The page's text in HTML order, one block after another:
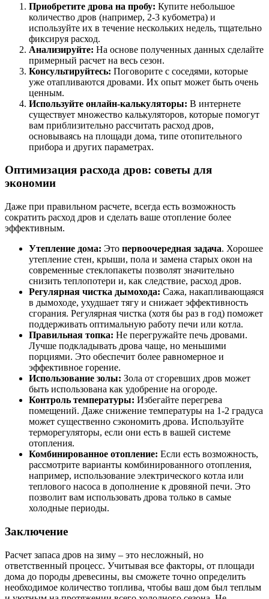
Приобретите дрова на пробу: Купите небольшое
количество дров (например, 2-3 кубометра) и
используйте их в течение нескольких недель, тщательно
фиксируя расход.
Анализируйте: На основе полученных данных сделайте
примерный расчет на весь сезон.
Консультируйтесь: Поговорите с соседями, которые
уже отапливаются дровами. Их опыт может быть очень
ценным.
Используйте онлайн-калькуляторы: В интернете
существует множество калькуляторов, которые помогут
вам приблизительно рассчитать расход дров,
основываясь на площади дома, типе отопительного
прибора и других параметрах.
Оптимизация расхода дров: советы для
экономии
Даже при правильном расчете, всегда есть возможность
сократить расход дров и сделать ваше отопление более
эффективным.
Утепление дома: Это первоочередная задача. Хорошее
утепление стен, крыши, пола и замена старых окон на
современные стеклопакеты позволят значительно
снизить теплопотери и, как следствие, расход дров.
Регулярная чистка дымохода: Сажа, накапливающаяся
в дымоходе, ухудшает тягу и снижает эффективность
сгорания. Регулярная чистка (хотя бы раз в год) поможет
поддерживать оптимальную работу печи или котла.
Правильная топка: Не перегружайте печь дровами.
Лучше подкладывать дрова чаще, но меньшими
порциями. Это обеспечит более равномерное и
эффективное горение.
Использование золы: Зола от сгоревших дров может
быть использована как удобрение на огороде.
Контроль температуры: Избегайте перегрева
помещений. Даже снижение температуры на 1-2 градуса
может существенно сэкономить дрова. Используйте
терморегуляторы, если они есть в вашей системе
отопления.
Комбинированное отопление: Если есть возможность,
рассмотрите варианты комбинированного отопления,
например, использование электрического котла или
теплового насоса в дополнение к дровяной печи. Это
позволит вам использовать дрова только в самые
холодные периоды.
Заключение
Расчет запаса дров на зиму – это несложный, но
ответственный процесс. Учитывая все факторы, от площади
дома до породы древесины, вы сможете точно определить
необходимое количество топлива, чтобы ваш дом был теплым